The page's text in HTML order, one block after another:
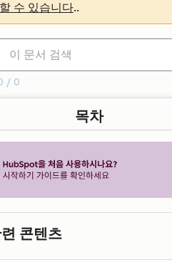
수 있습니다..
/ 0
목차
콘텐츠